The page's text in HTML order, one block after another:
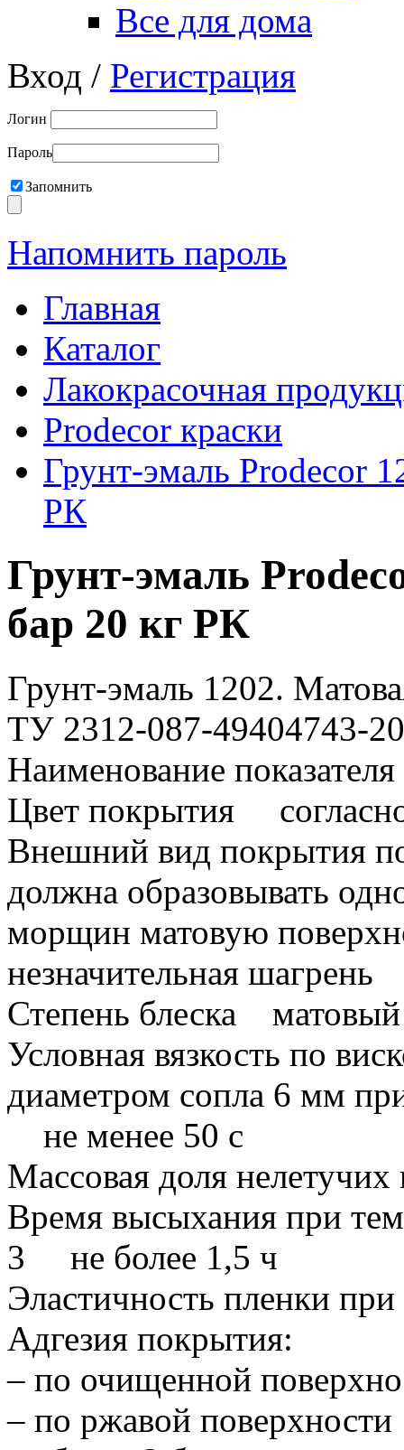
Все для дома
Вход / Регистрация
Логин
Пароль
Запомнить
Напомнить пароль
Главная
Каталог
Лакокрасочная
Prodecor краски
Грунт-эмаль Prodecor
РК
Грунт-эмаль
бар 20 кг РК
Грунт-эмаль 1202.
ТУ 2312-087-49404743-
Наименование
Цвет покрытия
Внешний вид покрытия
должна образовывать
морщин матовую
незначительная шагрень
Степень блеска матовый
Условная вязкость по
диаметром сопла 6 мм
не менее 50 с
Массовая доля
Время высыхания при
3 не более 1,5 ч
Эластичность пленки
Адгезия покрытия:
– по очищенной
– по ржавой